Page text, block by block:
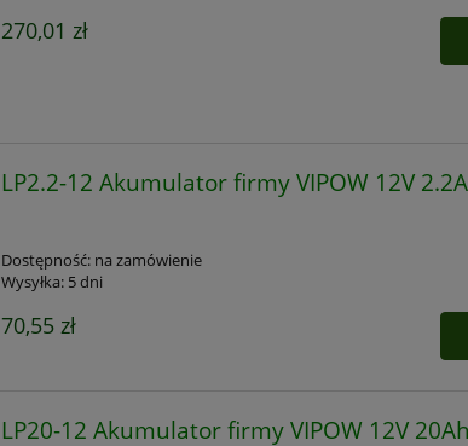
270,01 zł
LP2.2-12 Akumulator firmy VIPOW 12V
Dostępność: na zamówienie
Wysyłka: 5 dni
70,55 zł
LP20-12 Akumulator firmy VIPOW 12V